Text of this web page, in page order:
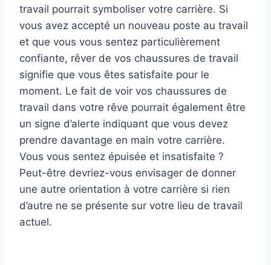
travail pourrait symboliser votre carrière. Si
vous avez accepté un nouveau poste au travail
et que vous vous sentez particulièrement
confiante, rêver de vos chaussures de travail
signifie que vous êtes satisfaite pour le
moment. Le fait de voir vos chaussures de
travail dans votre rêve pourrait également être
un signe d’alerte indiquant que vous devez
prendre davantage en main votre carrière.
Vous vous sentez épuisée et insatisfaite ?
Peut-être devriez-vous envisager de donner
une autre orientation à votre carrière si rien
d’autre ne se présente sur votre lieu de travail
actuel.